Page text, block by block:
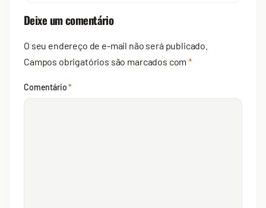
Deixe um comentário
O seu endereço de e-mail não será publicado.
Campos obrigatórios são marcados com*
Comentário*